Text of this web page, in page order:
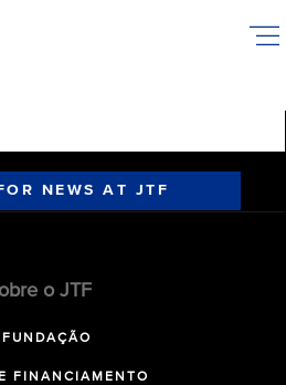
NEWS AT JTF
o JTF
FINANCIAMENTO